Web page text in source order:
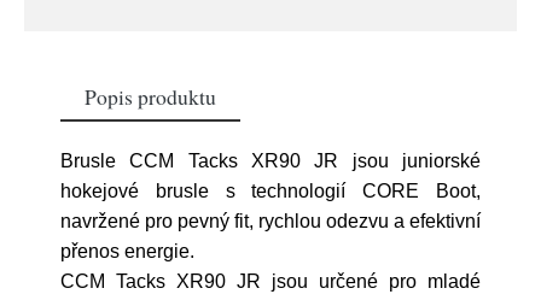
Popis produktu
Brusle CCM Tacks XR90 JR jsou juniorské
hokejové brusle s technologií CORE Boot,
navržené pro pevný fit, rychlou odezvu a efektivní
přenos energie.
CCM Tacks XR90 JR jsou určené pro mladé